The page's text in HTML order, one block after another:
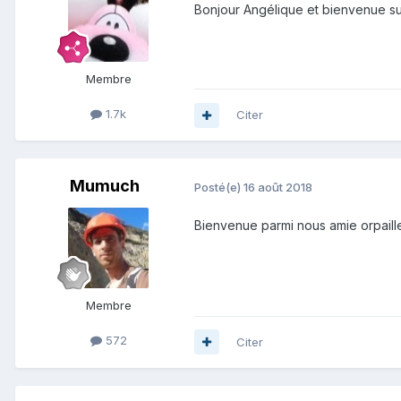
Membre
1.7k
Bonjour Angélique et bienvenue
Citer
Mumuch
Membre
572
Posté(e) 16 août 2018
Bienvenue parmi nous amie
Citer